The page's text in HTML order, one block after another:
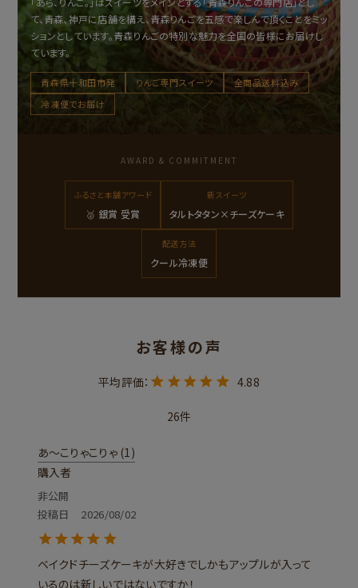
て、青森、神戸に店舗を構え、青森りんごを五感で楽しんで頂くことをミッ
ションとしています。青森りんごの特別な魅力を全国の皆様にお届けし
ています。
青森県十和田市発 りんご専門スイーツ
全商品送料込み
冷凍便でお届け
AWARD & COMMITMENT
ふるさと本舗アワード
🥈 銀賞 受賞
新スイーツ
タルトタタン×チーズケーキ
配送方法
クール冷凍便
4.88
26
あ〜こりゃこりゃ 1
購入者
非公開
投稿日
2026/08/02
ベイクドチーズケーキが大好きでしかもアップルが入って
いるのは新しいではないですか！